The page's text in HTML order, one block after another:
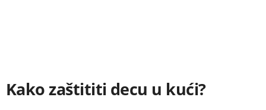
Kako zaštititi decu u kući?